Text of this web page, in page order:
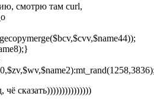
смотрю там curl,
сказать)))))))))))))))